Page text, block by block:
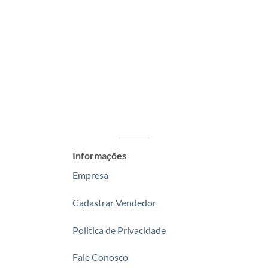
Informações
Empresa
Cadastrar Vendedor
Politica de Privacidade
Fale Conosco